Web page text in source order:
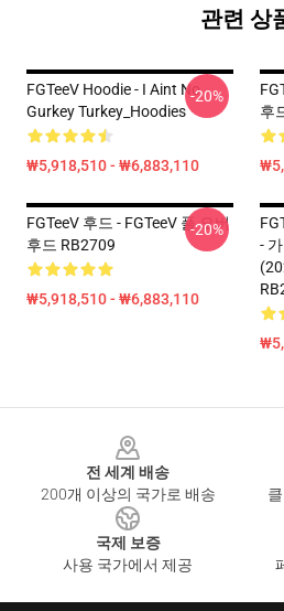
관련 상
FGTeeV Hoodie - I Aint No
Gurkey Turkey_Hoodies
₩5,918,510 - ₩6,883,110
-20%
후
FGTeeV 후드 - FGTeeV 풀 오버
후드 RB2709
₩5,918,510 - ₩6,883,110
-20%
-
전 세계 배송
200개 이상의 국가로 배송
국제 보증
사용 국가에서 제공